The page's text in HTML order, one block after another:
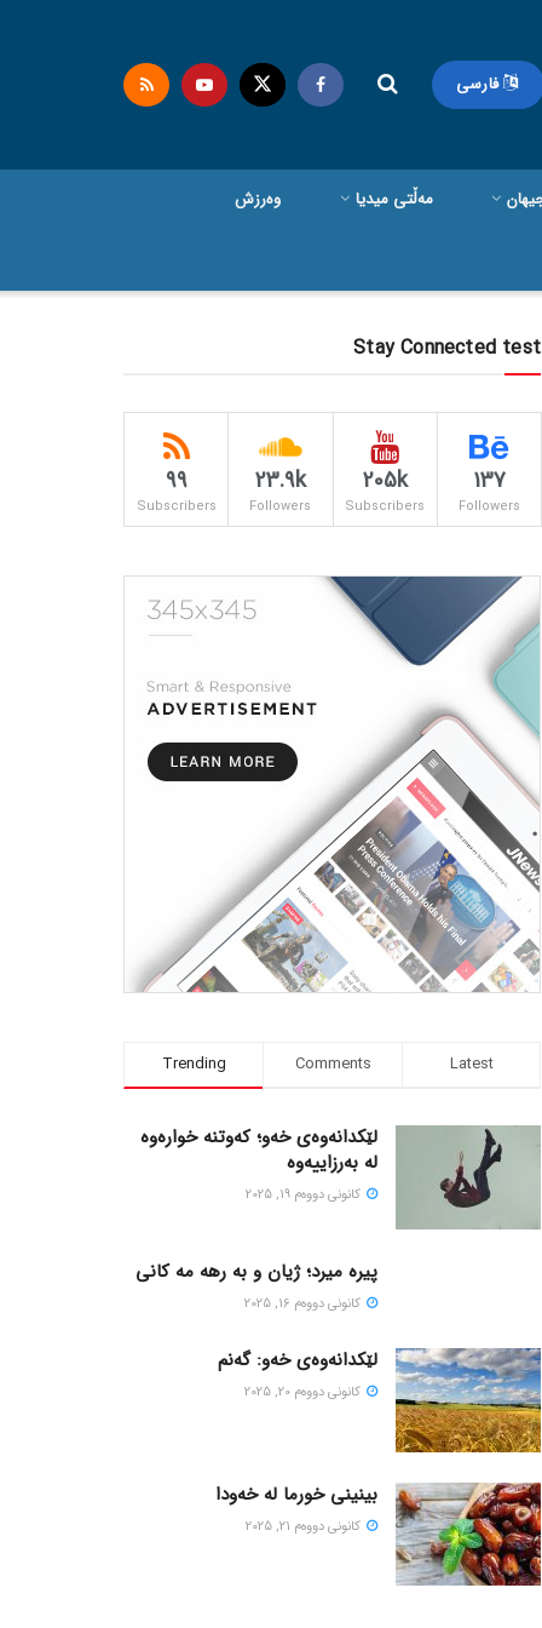
فارسی
مەڵتی میدیا وەرزش
Stay Connected test
137
Followers
205k
Subscribers
23.9k
Followers
99
Subscribers
Trending Comments Latest
لێکدانەوەی خەو؛ کەوتنە خوارەوە
لە بەرزاییەوە
كانونی دووه‌م 19, 2025
پیره میرد؛ ژیان و به رهه مه کانی
كانونی دووه‌م 16, 2025
لێکدانەوەی خەو: گەنم
كانونی دووه‌م 20, 2025
بینینی خورما لە خەودا
كانونی دووه‌م 21, 2025